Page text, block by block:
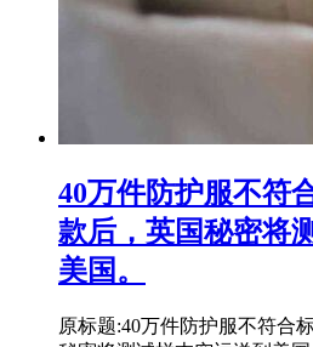
40万件防护服不符
款后，英国秘密将
美国。
原标题:40万件防护服不符合